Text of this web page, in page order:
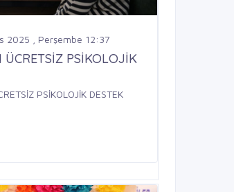
2025 , Perşembe 12:37
ÜCRETSİZ PSİKOLOJİK
PSİKOLOJİK DESTEK